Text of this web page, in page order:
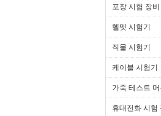
포장 시험 장비
헬멧 시험기
직물 시험기
케이블 시험기
가죽 테스트 머
휴대전화 시험